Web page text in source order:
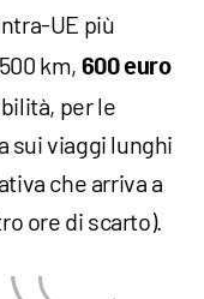
UE più
km, 600 euro
per le
sui viaggi lunghi
che arriva a
ore di scarto).